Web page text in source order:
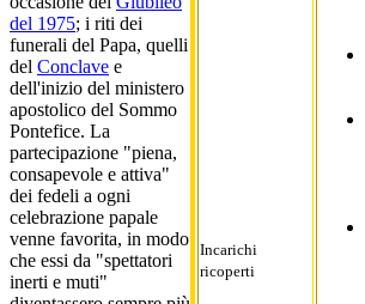
Incarichi
ricoperti
del 1975; i riti dei
funerali del Papa, quelli
del Conclave e
dell'inizio del ministero
apostolico del Sommo
Pontefice. La
partecipazione "piena,
consapevole e attiva"
dei fedeli a ogni
celebrazione papale
venne favorita, in modo
che essi da "spettatori
inerti e muti"